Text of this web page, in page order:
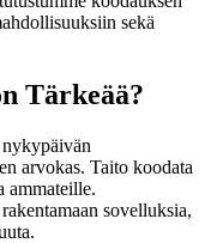
sekä
Tärkeää?
arvokas. Taito koodata
ammateille.
sovelluksia,